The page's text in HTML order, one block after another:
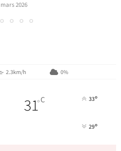
2026
2.3km/h 0%
31°C 33°
29°